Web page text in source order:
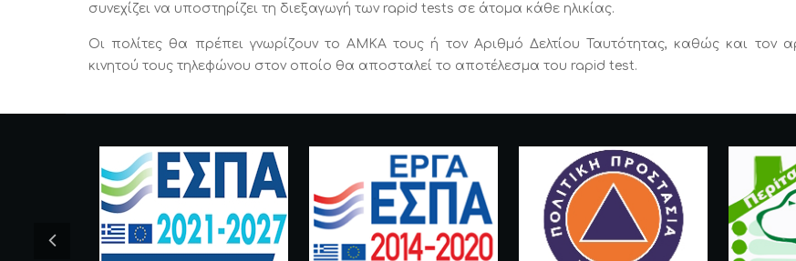
συνεχίζει να υποστηρίζει τη διεξαγωγή των rapid tests σε άτομα κάθε ηλικίας.
Οι πολίτες θα πρέπει γνωρίζουν τo ΑΜΚΑ τους ή τον Αριθμό Δελτίου Ταυτότητας, καθώς και τον
κινητού τους τηλεφώνου στον οποίο θα αποσταλεί το αποτέλεσμα του rapid test.